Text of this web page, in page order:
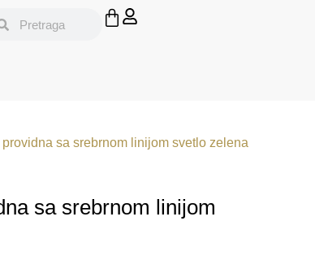
sa srebrnom linijom svetlo zelena
sa srebrnom linijom